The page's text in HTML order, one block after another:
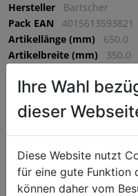
Hersteller
Bartscher
Pack EAN
4015613593821
Artikellänge (mm)
650.0
Artikelbreite (mm)
350.0
VPE
1 VPE = 1 Stück
€ 1941,75
exkl. MwSt. (€ 2330,10
Lieferzeit: 5-7 Werktage
Ihre Wahl
dieser
Diese Website nutzt
für eine gute Funktion
können daher vom